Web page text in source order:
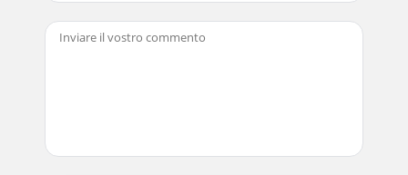
24NL BEleider van de stroomkabel moet minstens 2
bedragen. Rol een kabelhaspel
voorko-men, maakt u aan het einde van de verlengkabel
een lus, die u door de opening van het b